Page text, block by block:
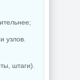
узлов.
штаги).